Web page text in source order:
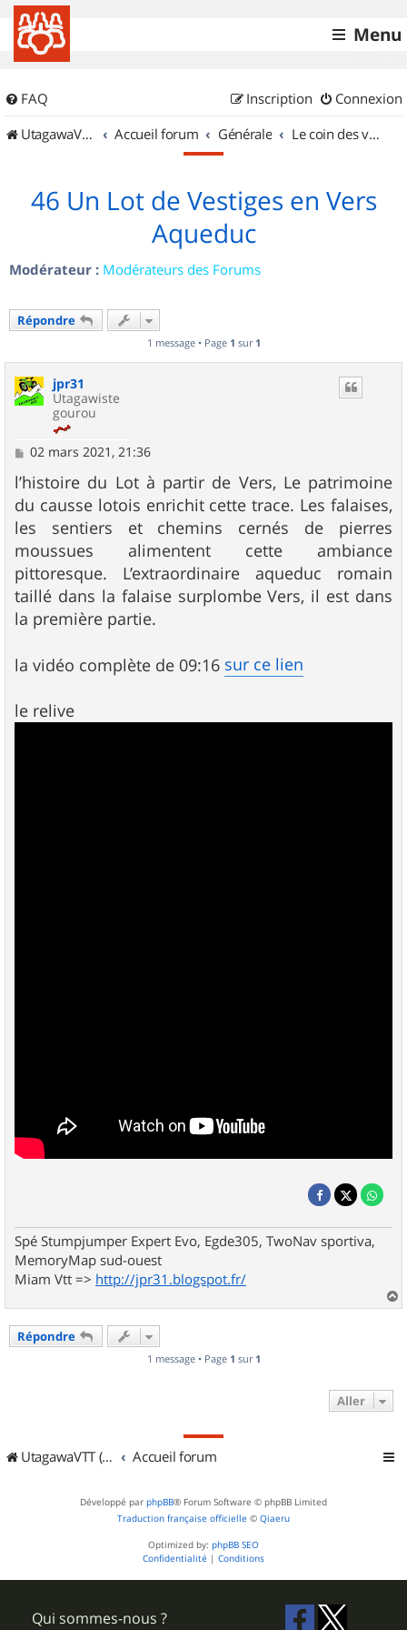
Menu
FAQ Connexion
Inscription
UtagawaVTT (Randos VTT et VTTAE avec traces GPS)
Accueil forum Générale Le coin des vidéastes
46 Un Lot de Vestiges en Vers
Aqueduc
Modérateur : Modérateurs des Forums
Répondre
1 message • Page 1 sur 1
jpr31
Utagawiste
gourou
M
s
s
a
g
e
02 mars 2021, 21:36
l’histoire du Lot à partir de Vers, Le patrimoine
du causse lotois enrichit cette trace. Les falaises,
les sentiers et chemins cernés de pierres
moussues alimentent cette ambiance
pittoresque. L’extraordinaire aqueduc romain
taillé dans la falaise surplombe Vers, il est dans
la première partie.
la vidéo complète de 09:16 sur ce lien
le relive
Spé Stumpjumper Expert Evo, Egde305, TwoNav sportiva,
MemoryMap sud-ouest
Miam Vtt => http://jpr31.blogspot.fr/
a
Répondre
1 message • Page 1 sur 1
Aller
UtagawaVTT (Randos VTT et VTTAE avec traces GPS) Accueil forum
Développé par phpBB® Forum Software © phpBB Limited
Traduction française officielle © Qiaeru
Optimized by: phpBB SEO
Confidentialité | Conditions
Qui sommes-nous ?